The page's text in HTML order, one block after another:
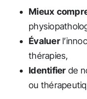
Mieux
Évaluer
thérapies,
Identifier de
ou